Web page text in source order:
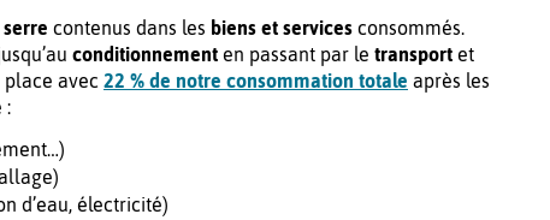
contenus dans les biens et services consommés.
conditionnement en passant par le transport et
avec 22 % de notre consommation totale après les
:
d’eau, électricité)